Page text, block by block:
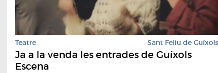
Teatre Sant Feliu de Guíxols
Ja a la venda les entrades de Guíxols
Escena